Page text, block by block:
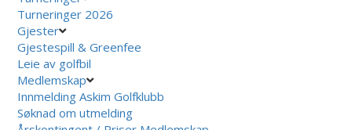
Turneringer 2026
Gjester
Gjestespill & Greenfee
Leie av golfbil
Medlemskap
Innmelding Askim Golfklubb
Søknad om utmelding